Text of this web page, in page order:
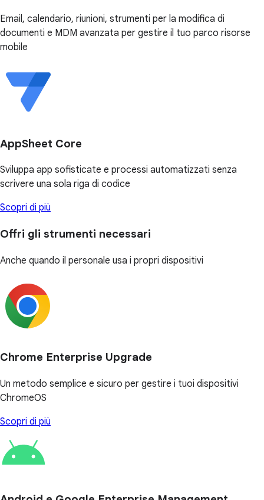
Email, calendario, riunioni, strumenti per la modifica di
documenti e MDM avanzata per gestire il tuo parco risorse
mobile
AppSheet Core
Sviluppa app sofisticate e processi automatizzati senza
scrivere una sola riga di codice
Scopri di più
Offri gli strumenti necessari
Anche quando il personale usa i propri dispositivi
Chrome Enterprise Upgrade
Un metodo semplice e sicuro per gestire i tuoi dispositivi
ChromeOS
Scopri di più